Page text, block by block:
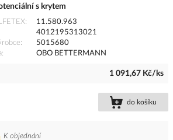
s krytem
11.580.963
4012195313021
5015680
OBO BETTERMANN
1 091,67 Kč/ks
do košíku
K objednání